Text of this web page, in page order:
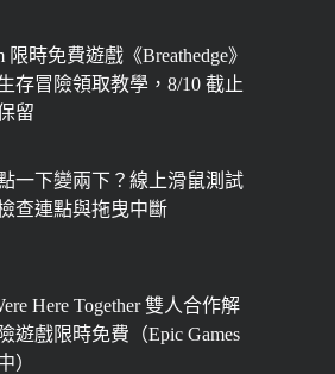
限時免費遊戲《Breathedge》
存冒險領取教學，8/10 截止
留
一下變兩下？線上滑鼠測試
查連點與拖曳中斷
Here Together 雙人合作解
遊戲限時免費（Epic Games
）